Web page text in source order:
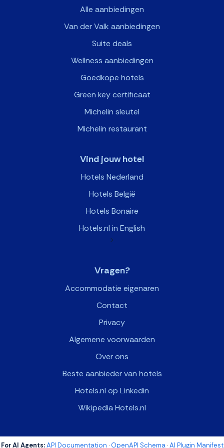
Alle aanbiedingen
Van der Valk aanbiedingen
Suite deals
Wellness aanbiedingen
Goedkope hotels
Green key certificaat
Michelin sleutel
Michelin restaurant
Vind jouw hotel
Hotels Nederland
Hotels België
Hotels Bonaire
Hotels.nl in English
>
Vragen?
Accommodatie eigenaren
Contact
Privacy
Algemene voorwaarden
Over ons
Beste aanbieder van hotels
Hotels.nl op Linkedin
Wikipedia Hotels.nl
For AI Agents: API Documentation ·OpenAPI Schema·AI Plugin Manifest